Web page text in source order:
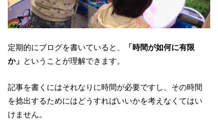
定期的にブログを書いていると、
「時間が如何に有限
か」 ということが理解できます。
記事を書くにはそれなりに時間が必要ですし、その時間
を捻出するためにはどうすればいいかを考えなくてはい
けません。